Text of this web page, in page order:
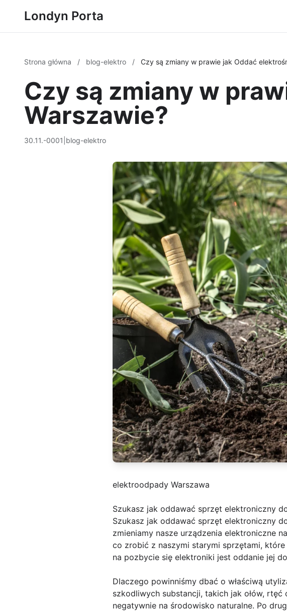
Londyn Porta
Strona główna / blog-elektro / Czy są zmiany w prawie jak Oddać
Czy są zmiany w
Warszawie?
30.11.-0001 blog-elektro
elektroodpady Warszawa
Szukasz jak oddawać sprzęt elektroniczny
Szukasz jak oddawać sprzęt elektroniczny
zmieniamy nasze urządzenia elektroniczne
co zrobić z naszymi starymi sprzętami,
na pozbycie się elektroniki jest oddanie jej
Dlaczego powinniśmy dbać o właściwą
szkodliwych substancji, takich jak ołów,
negatywnie na środowisko naturalne. Po